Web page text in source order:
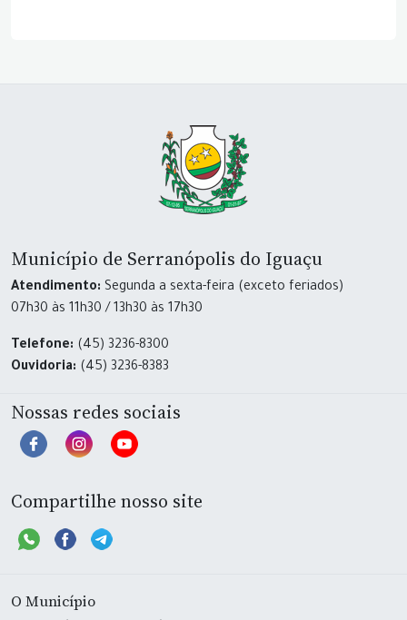
Município de Serranópolis do Iguaçu
Atendimento: Segunda a sexta-feira (exceto feriados)
07h30 às 11h30 / 13h30 às 17h30
Telefone: (45) 3236-8300
Ouvidoria: (45) 3236-8383
Nossas redes sociais
Compartilhe nosso site
O Município